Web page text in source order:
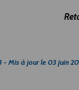
- Mis à jour le 03 juin